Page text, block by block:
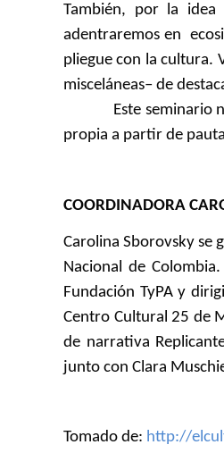
También, por la
adentraremos en
pliegue con la cultura.
misceláneas– de
Este seminario no
propia a partir de
COORDINADORA
Carolina Sborovsky se
Nacional de
Fundación TyPA y
Centro Cultural 25 de
de narrativa
junto con Clara
Tomado de: http://